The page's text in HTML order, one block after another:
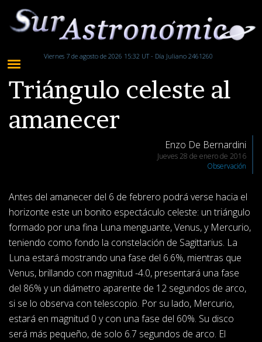
Viernes 7 de agosto de 2026 15:32 UT - Día Juliano 2461260
Triángulo celeste al
amanecer
Enzo De Bernardini
Jueves 28 de enero de 2016
Observación
Antes del amanecer del 6 de febrero podrá verse hacia el
horizonte este un bonito espectáculo celeste: un triángulo
formado por una fina Luna menguante, Venus, y Mercurio,
teniendo como fondo la constelación de Sagittarius. La
Luna estará mostrando una fase del 6.6%, mientras que
Venus, brillando con magnitud -4.0, presentará una fase
del 86% y un diámetro aparente de 12 segundos de arco,
si se lo observa con telescopio. Por su lado, Mercurio,
estará en magnitud 0 y con una fase del 60%. Su disco
será más pequeño, de solo 6.7 segundos de arco. El